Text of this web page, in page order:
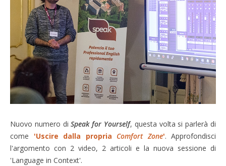
Nuovo numero di Speak for Yourself, questa volta si parlerà di
come 'Uscire dalla propria Comfort Zone'. Approfondisci
l'argomento con 2 video, 2 articoli e la nuova sessione di
'Language in Context'.